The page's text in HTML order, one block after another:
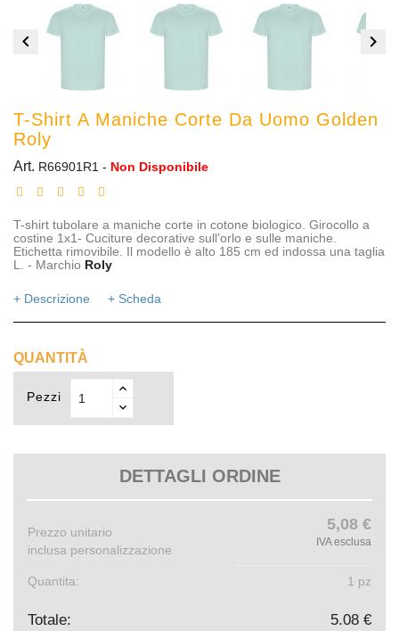
 
T-Shirt A Maniche Corte Da Uomo Golden
Roly
Art. R66901R1 - Non Disponibile
T-shirt tubolare a maniche corte in cotone biologico. Girocollo a
costine 1x1- Cuciture decorative sull’orlo e sulle maniche.
Etichetta rimovibile. Il modello è alto 185 cm ed indossa una taglia
L. - Marchio Roly
+ Descrizione + Scheda
QUANTITÀ
Pezzi
DETTAGLI ORDINE
Prezzo unitario
inclusa personalizzazione
5,08 €
IVA esclusa
Quantita: 1 pz
Totale: 5.08 €